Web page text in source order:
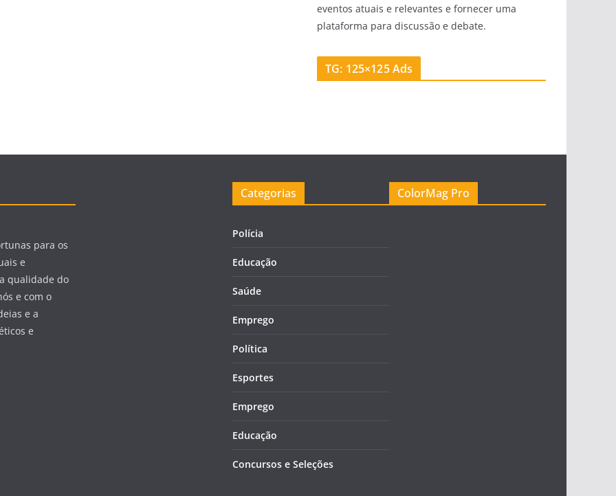
eventos atuais e relevantes e fornecer uma
plataforma para discussão e debate.
TG: 125×125 Ads
para os
e
qualidade do
e com o
e a
e
Categorias
Polícia
Educação
Saúde
Emprego
Política
Esportes
Emprego
Educação
Concursos e Seleções
ColorMag Pro